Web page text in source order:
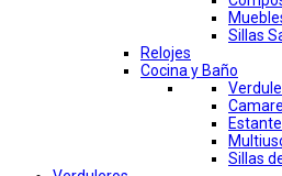
Sillas
Relojes
Cocina y Baño
Sillas